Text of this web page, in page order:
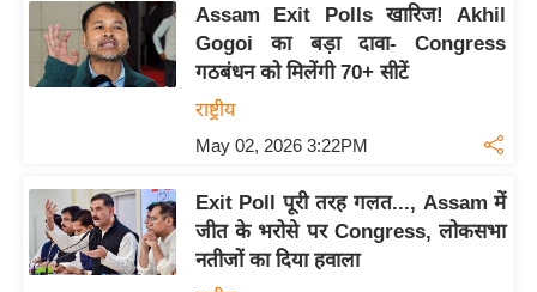
Assam Exit Polls खारिज! Akhil
Gogoi का बड़ा दावा- Congress
गठबंधन को मिलेंगी 70+ सीटें
राष्ट्रीय
May 02, 2026 3:22PM
Exit Poll पूरी तरह गलत..., Assam में
जीत के भरोसे पर Congress, लोकसभा
नतीजों का दिया हवाला